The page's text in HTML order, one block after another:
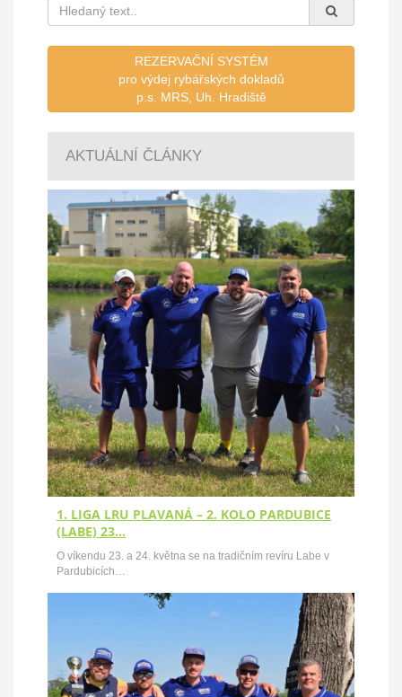
REZERVAČNÍ SYSTÉM
pro výdej rybářských dokladů
p.s. MRS, Uh. Hradiště
AKTUÁLNÍ ČLÁNKY
1. LIGA LRU PLAVANÁ – 2. KOLO PARDUBICE
(LABE) 23…
O víkendu 23. a 24. května se na tradičním revíru Labe v
Pardubicích…